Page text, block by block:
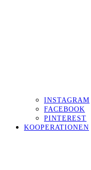
INSTAGRAM
FACEBOOK
PINTEREST
KOOPERATIONEN